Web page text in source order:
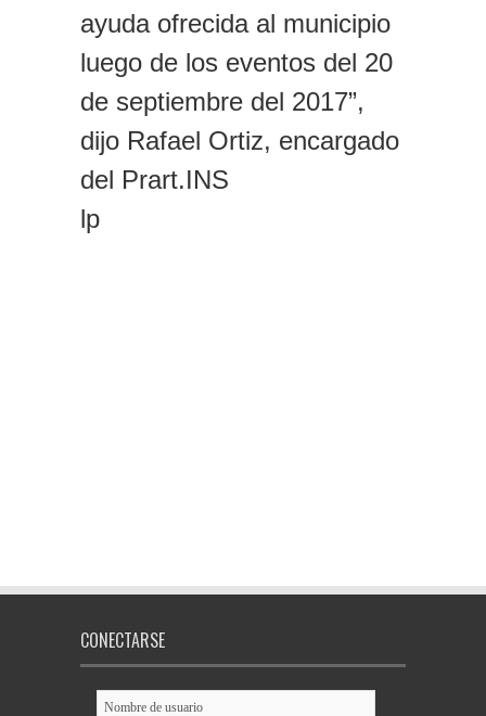
ayuda ofrecida al municipio
luego de los eventos del 20
de septiembre del 2017”,
dijo Rafael Ortiz, encargado
del Prart.INS
lp
CONECTARSE